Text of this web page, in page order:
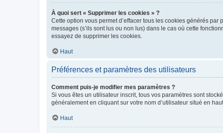
À quoi sert « Supprimer les cookies » ?
Cette option vous permet d’effacer tous les cookies générés
messages (s’ils sont lus ou non lus) dans le cas où cette
essayez de supprimer les cookies.
Haut
Préférences et paramètres des utilisateurs
Comment puis-je modifier mes paramètres ?
Si vous êtes un utilisateur inscrit, tous vos paramètres sont
généralement en cliquant sur votre nom d’utilisateur situé en
Haut